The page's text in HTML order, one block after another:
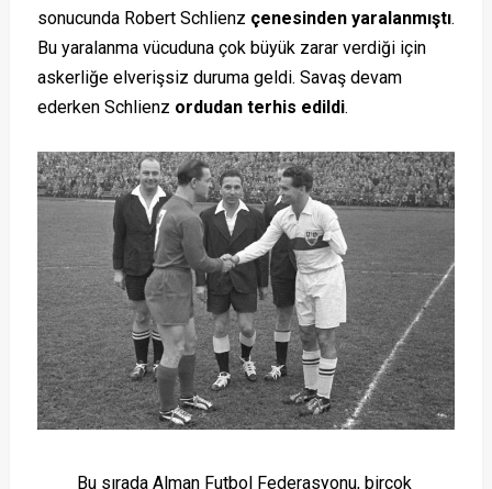
sonucunda Robert Schlienz çenesinden yaralanmıştı.
Bu yaralanma vücuduna çok büyük zarar verdiği için
askerliğe elverişsiz duruma geldi. Savaş devam
ederken Schlienz ordudan terhis edildi.
Bu sırada Alman Futbol Federasyonu, birçok